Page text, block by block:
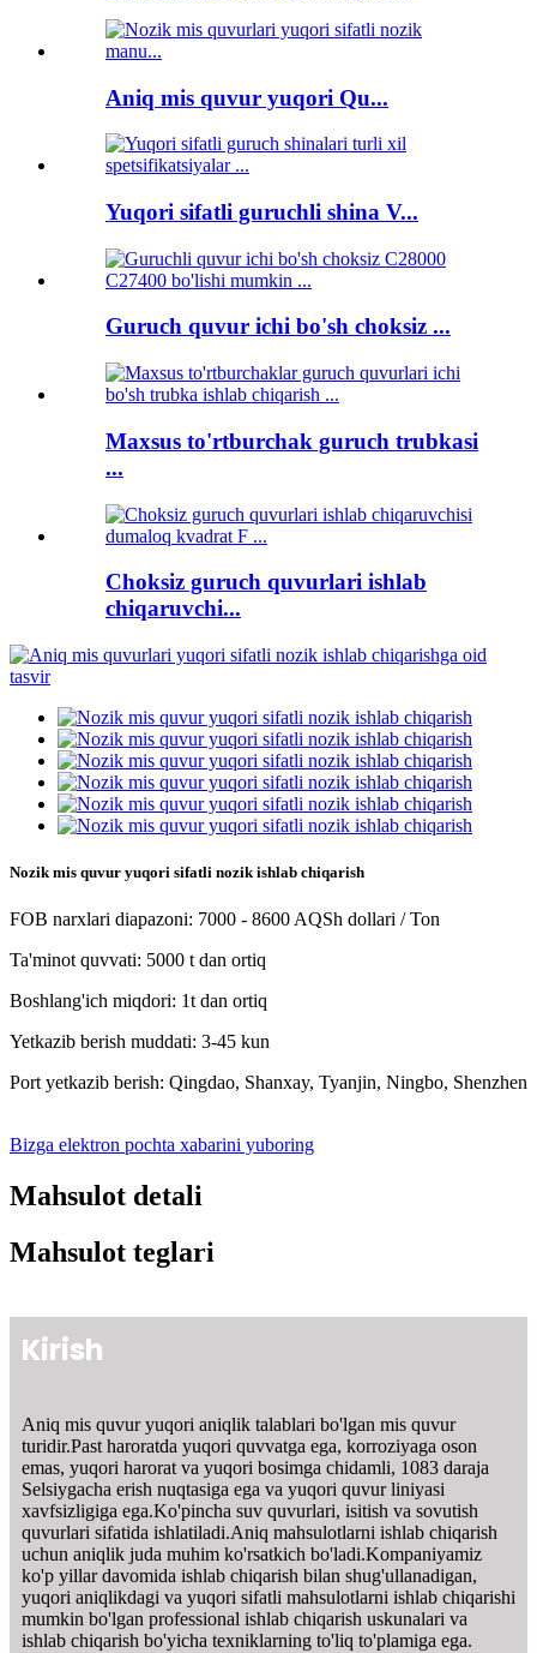
Aniq mis quvur yuqori Qu...
Yuqori sifatli guruchli shina V...
Guruch quvur ichi bo'sh choksiz ...
Maxsus to'rtburchak guruch trubkasi
...
Choksiz guruch quvurlari ishlab
chiqaruvchi...
Nozik mis quvur yuqori sifatli nozik ishlab chiqarish
FOB narxlari diapazoni: 7000 - 8600 AQSh dollari / Ton
Ta'minot quvvati: 5000 t dan ortiq
Boshlang'ich miqdori: 1t dan ortiq
Yetkazib berish muddati: 3-45 kun
Port yetkazib berish: Qingdao, Shanxay, Tyanjin, Ningbo, Shenzhen
Bizga elektron pochta xabarini yuboring
Mahsulot detali
Mahsulot teglari
Kirish
Aniq mis quvur yuqori aniqlik talablari bo'lgan mis quvur
turidir.Past haroratda yuqori quvvatga ega, korroziyaga oson
emas, yuqori harorat va yuqori bosimga chidamli, 1083 daraja
Selsiygacha erish nuqtasiga ega va yuqori quvur liniyasi
xavfsizligiga ega.Ko'pincha suv quvurlari, isitish va sovutish
quvurlari sifatida ishlatiladi.Aniq mahsulotlarni ishlab chiqarish
uchun aniqlik juda muhim ko'rsatkich bo'ladi.Kompaniyamiz
ko'p yillar davomida ishlab chiqarish bilan shug'ullanadigan,
yuqori aniqlikdagi va yuqori sifatli mahsulotlarni ishlab chiqarishi
mumkin bo'lgan professional ishlab chiqarish uskunalari va
ishlab chiqarish bo'yicha texniklarning to'liq to'plamiga ega.